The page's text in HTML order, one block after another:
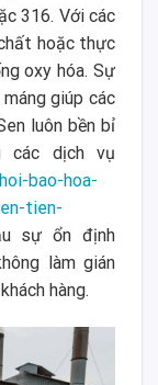
316. Với các
hoặc thực
oxy hóa. Sự
giúp các
luôn bền bỉ
các dịch vụ
bao-hoa-
tien-
sự ổn định
làm gián
hàng.